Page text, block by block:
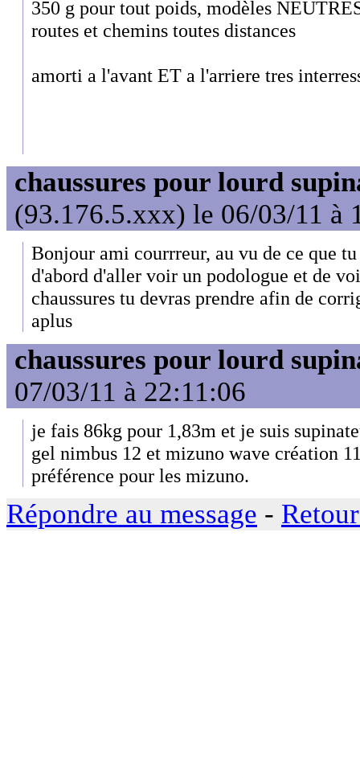
350 g pour tout poids, modèles
routes et chemins toutes distances
amorti a l'avant ET a l'arriere tres
chaussures pour lourd
(93.176.5.xxx) le 06/03/11 à
Bonjour ami courrreur, au vu de ce que
d'abord d'aller voir un podologue et de
chaussures tu devras prendre afin de
aplus
chaussures pour lourd
07/03/11 à 22:11:06
je fais 86kg pour 1,83m et je suis
gel nimbus 12 et mizuno wave création
préférence pour les mizuno.
Répondre au message -